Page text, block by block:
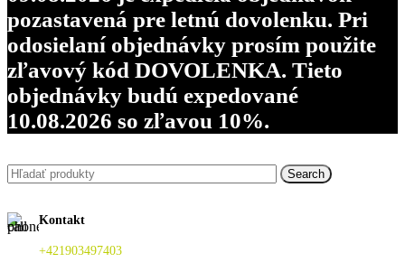
pozastavená pre letnú dovolenku. Pri
odosielaní objednávky prosím použite
zľavový kód DOVOLENKA. Tieto
objednávky budú expedované
10.08.2026 so zľavou 10%.
Search
Kontakt
+421903497403